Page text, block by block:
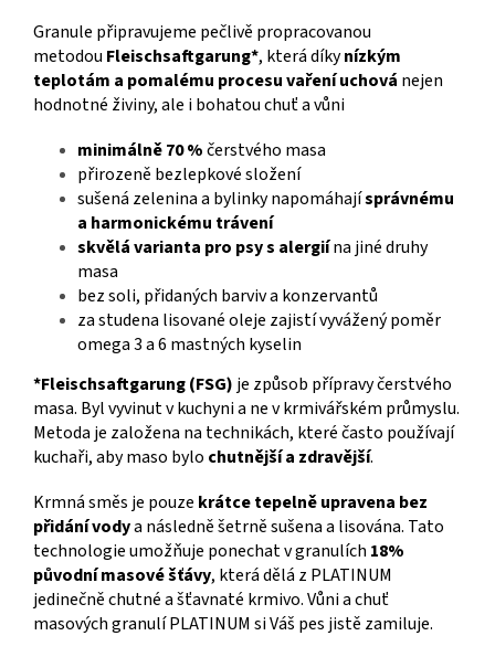
Granule připravujeme pečlivě propracovanou
metodou Fleischsaftgarung*, která díkynízkým
teplotám a pomalému procesu vaření uchová nejen
hodnotné živiny, ale i bohatou chuť a vůni
minimálně 70 %čerstvého masa
přirozeně bezlepkové složení
sušená zelenina a bylinky napomáhajísprávnému
a harmonickému trávení
skvělá varianta pro psy s alergiína jiné druhy
masa
bez soli, přidaných barviv a konzervantů
za studena lisované oleje zajistí vyvážený poměr
omega 3 a 6 mastných kyselin
*Fleischsaftgarung (FSG) je způsob přípravy čerstvého
masa. Byl vyvinut v kuchyni a ne v krmivářském průmyslu.
Metoda je založena na technikách, které často používají
kuchaři, aby maso bylo chutnější a zdravější.
Krmná směs je pouze krátce tepelně upravena bez
přidání vodya následně šetrně sušena a lisována. Tato
technologie umožňuje ponechat v granulích 18%
původní masové šťávy, která dělá z PLATINUM
jedinečně chutné a šťavnaté krmivo. Vůni a chuť
masových granulí PLATINUM si Váš pes jistě zamiluje.